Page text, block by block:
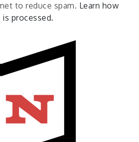
to reduce spam. Learn how
processed.